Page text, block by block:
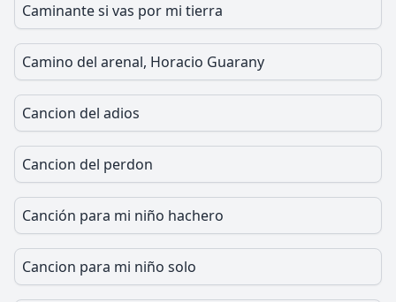
Caminante si vas por mi tierra
Camino del arenal, Horacio Guarany
Cancion del adios
Cancion del perdon
Canción para mi niño hachero
Cancion para mi niño solo